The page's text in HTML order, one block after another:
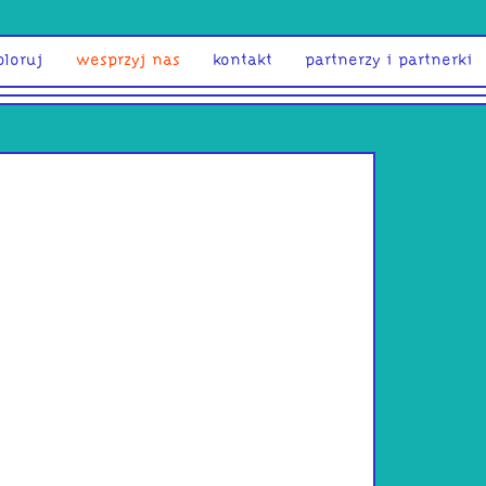
wesprzyj nas kontakt partnerzy i partnerki